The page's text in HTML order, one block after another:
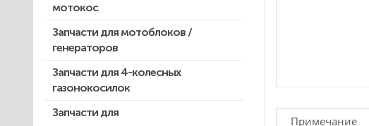
Запчасти для мотокос Stihl
/Husqvarna /Oleo-mac /Echo и др.
мотокос
Запчасти для мотоблоков /
генераторов
Запчасти для 4-колесных
газонокосилок
Запчасти для
Примечание